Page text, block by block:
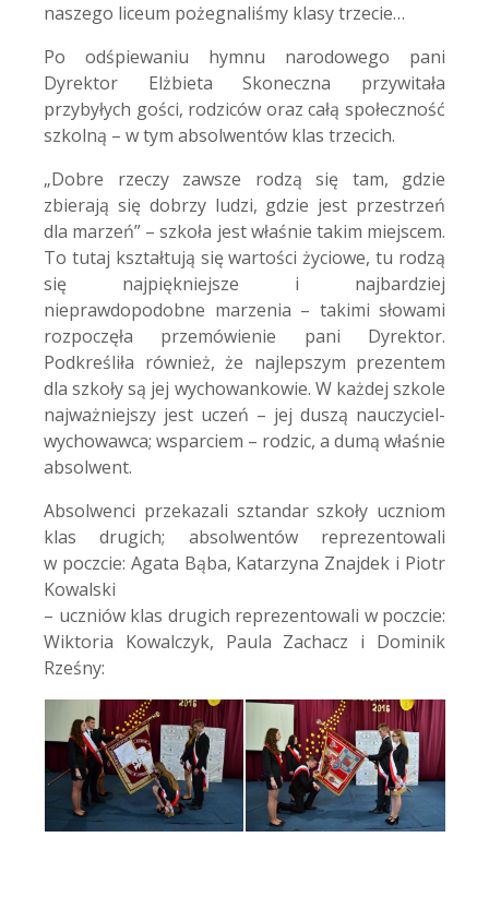
naszego liceum pożegnaliśmy klasy trzecie…
Po odśpiewaniu hymnu narodowego pani
Dyrektor Elżbieta Skoneczna przywitała
przybyłych gości, rodziców oraz całą społeczność
szkolną – w tym absolwentów klas trzecich.
„Dobre rzeczy zawsze rodzą się tam, gdzie
zbierają się dobrzy ludzi, gdzie jest przestrzeń
dla marzeń” – szkoła jest właśnie takim miejscem.
To tutaj kształtują się wartości życiowe, tu rodzą
się najpiękniejsze i najbardziej
nieprawdopodobne marzenia – takimi słowami
rozpoczęła przemówienie pani Dyrektor.
Podkreśliła również, że najlepszym prezentem
dla szkoły są jej wychowankowie. W każdej szkole
najważniejszy jest uczeń – jej duszą nauczyciel-
wychowawca; wsparciem – rodzic, a dumą właśnie
absolwent.
Absolwenci przekazali sztandar szkoły uczniom
klas drugich; absolwentów reprezentowali
w poczcie: Agata Bąba, Katarzyna Znajdek i Piotr
Kowalski
– uczniów klas drugich reprezentowali w poczcie:
Wiktoria Kowalczyk, Paula Zachacz i Dominik
Rześny: